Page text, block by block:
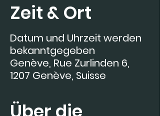
Zeit & Ort
Datum und Uhrzeit werden
bekanntgegeben
Genève, Rue Zurlinden 6,
1207 Genève, Suisse